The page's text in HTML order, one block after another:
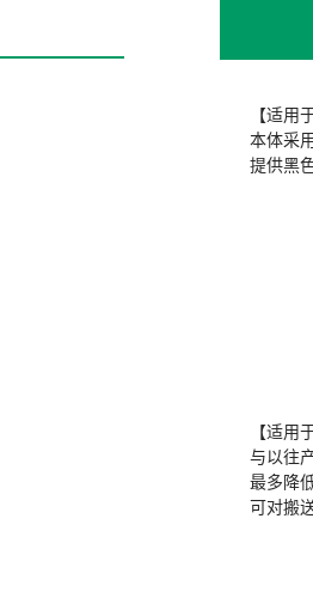
【适用
本体采
提供黑
【适用
与以往
最多降
可对搬